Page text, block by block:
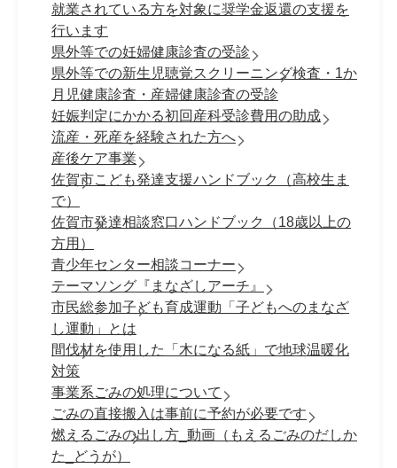
就業されている方を対象に奨学金返還の支援を
行います
県外等での妊婦健康診査の受診
県外等での新生児聴覚スクリーニング検査・1か
月児健康診査・産婦健康診査の受診
妊娠判定にかかる初回産科受診費用の助成
流産・死産を経験された方へ
産後ケア事業
佐賀市こども発達支援ハンドブック（高校生ま
で）
佐賀市発達相談窓口ハンドブック（18歳以上の
方用）
青少年センター相談コーナー
テーマソング『まなざしアーチ』
市民総参加子ども育成運動「子どもへのまなざ
し運動」とは
間伐材を使用した「木になる紙」で地球温暖化
対策
事業系ごみの処理について
ごみの直接搬入は事前に予約が必要です
燃えるごみの出し方_動画（もえるごみのだしか
た_どうが）